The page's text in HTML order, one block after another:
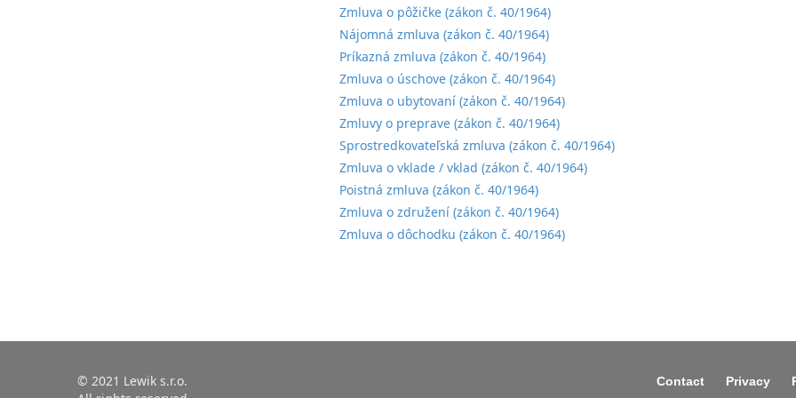
Zmluva o pôžičke (zákon č. 40/1964)
Nájomná zmluva (zákon č. 40/1964)
Príkazná zmluva (zákon č. 40/1964)
Zmluva o úschove (zákon č. 40/1964)
Zmluva o ubytovaní (zákon č. 40/1964)
Zmluvy o preprave (zákon č. 40/1964)
Sprostredkovateľská zmluva (zákon č. 40/1964)
Zmluva o vklade / vklad (zákon č. 40/1964)
Poistná zmluva (zákon č. 40/1964)
Zmluva o združení (zákon č. 40/1964)
Zmluva o dôchodku (zákon č. 40/1964)
Contact Privacy
© 2021 Lewik s.r.o.